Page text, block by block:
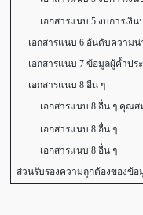
เอกสารแนบ 5 งบการเงินป
เอกสารแนบ 6 อันดับความน่
เอกสารแนบ 7 ข้อมูลผู้ค้ำปร
เอกสารแนบ 8 อื่น ๆ
เอกสารแนบ 8 อื่น ๆ คุณสม
เอกสารแนบ 8 อื่น ๆ
เอกสารแนบ 8 อื่น ๆ
ส่วนรับรองความถูกต้องของข้อ